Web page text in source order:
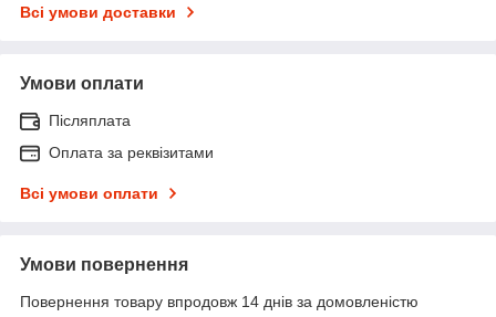
Всі умови доставки
Умови оплати
Післяплата
Оплата за реквізитами
Всі умови оплати
Умови повернення
Повернення товару впродовж 14 днів за домовленістю